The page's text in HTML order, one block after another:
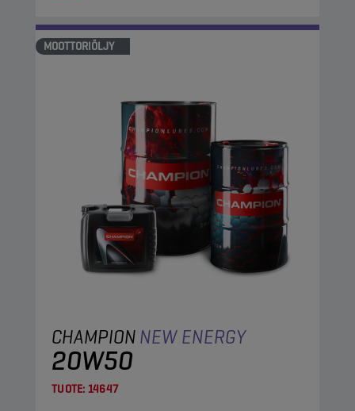
MOOTTORIÖLJY
CHAMPIONNEW ENERGY
20W50
TUOTE: 14647